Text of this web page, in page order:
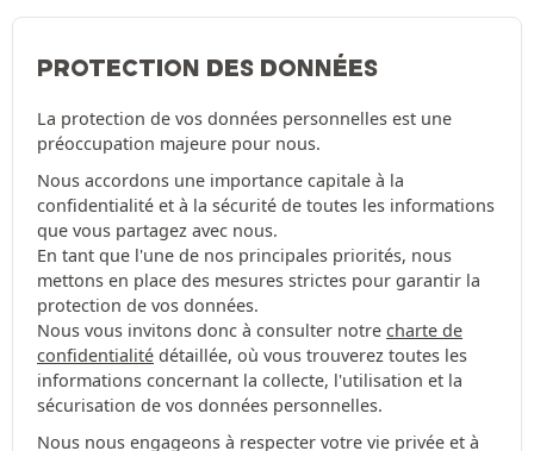
PROTECTION DES DONNÉES
La protection de vos données personnelles est une
préoccupation majeure pour nous.
Nous accordons une importance capitale à la
confidentialité et à la sécurité de toutes les informations
que vous partagez avec nous.
En tant que l'une de nos principales priorités, nous
mettons en place des mesures strictes pour garantir la
protection de vos données.
Nous vous invitons donc à consulter notre charte de
confidentialité détaillée, où vous trouverez toutes les
informations concernant la collecte, l'utilisation et la
sécurisation de vos données personnelles.
Nous nous engageons à respecter votre vie privée et à